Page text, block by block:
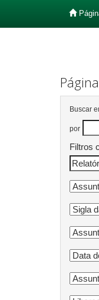
Buscar
por
Filtros